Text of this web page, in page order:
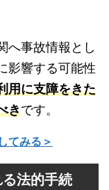
へ事故情報とし
影響する可能性
用に支障をきた
きです。
てみる＞
法的手続